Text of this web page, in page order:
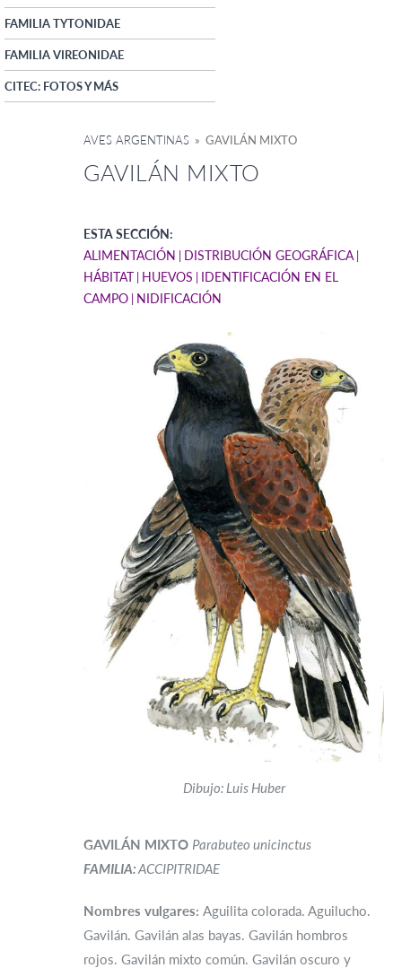
FAMILIA TYTONIDAE
FAMILIA VIREONIDAE
CITEC: FOTOS Y MÁS
AVES ARGENTINAS » GAVILÁN MIXTO
GAVILÁN MIXTO
ESTA SECCIÓN:
ALIMENTACIÓN
DISTRIBUCIÓN GEOGRÁFICA
HÁBITAT HUEVOS
IDENTIFICACIÓN EN EL
CAMPO NIDIFICACIÓN
Dibujo: Luis Huber
GAVILÁN MIXTO Parabuteo unicinctus
FAMILIA:ACCIPITRIDAE
Nombres vulgares: Aguilita colorada. Aguilucho.
Gavilán. Gavilán alas bayas. Gavilán hombros
rojos. Gavilán mixto común. Gavilán oscuro y